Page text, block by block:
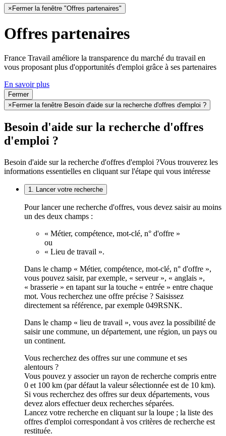
×Fermer la fenêtre "Offres partenaires"
Offres partenaires
France Travail améliore la transparence du marché du travail en
vous proposant plus d'opportunités d'emploi grâce à ses partenaires
En savoir plus
Fermer
× Fermer la fenêtre Besoin d'aide sur la recherche d'offres d'emploi ?
Besoin d'aide sur la recherche d'offres
d'emploi ?
Besoin d'aide sur la recherche d'offres d'emploi ?Vous trouverez les
informations essentielles en cliquant sur l'étape qui vous intéresse
1. Lancer votre recherche
Pour lancer une recherche d'offres, vous devez saisir au moins
un des deux champs :
« Métier, compétence, mot-clé, n° d'offre »
ou
« Lieu de travail ».
Dans le champ « Métier, compétence, mot-clé, n° d'offre »,
vous pouvez saisir, par exemple, « serveur », « anglais »,
« brasserie » en tapant sur la touche « entrée » entre chaque
mot. Vous recherchez une offre précise ? Saisissez
directement sa référence, par exemple 049RSNK.
Dans le champ « lieu de travail », vous avez la possibilité de
saisir une commune, un département, une région, un pays ou
un continent.
Vous recherchez des offres sur une commune et ses
alentours ?
Vous pouvez y associer un rayon de recherche compris entre
0 et 100 km (par défaut la valeur sélectionnée est de 10 km).
Si vous recherchez des offres sur deux départements, vous
devez alors effectuer deux recherches séparées.
Lancez votre recherche en cliquant sur la loupe ; la liste des
offres d'emploi correspondant à vos critères de recherche est
restituée.